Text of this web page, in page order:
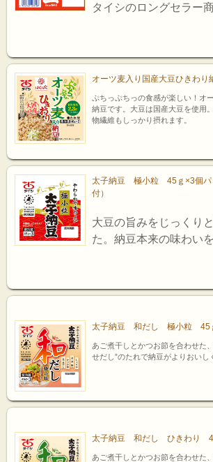
タイシのロングセラー
オーツ麦入り国産大豆ひきわり
ぷちっぷちっの食感が楽しい！オ
納豆です。大豆は国産大豆を使用
物繊維もしっかり摂れます。
太子納豆 極小粒 45ｇ×3個パ
付）
大豆の旨みをじっくり
た。納豆本来の味わい
太子納豆 和だし 極小粒 45
あご煮干しとかつお節を合わせた
せだし”のたれで納豆がよりおいし
太子納豆 和だし ひきわり
あご煮干しとかつお節を合わせた